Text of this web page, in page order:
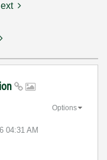
04:31 AM
Options